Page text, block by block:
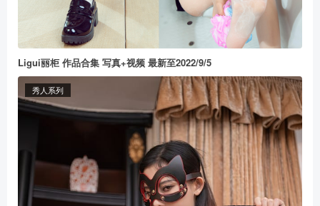
Ligui丽柜 作品合集 写真+视频 最新至2022/9/5
秀人系列